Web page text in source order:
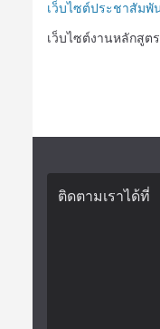
เว็บไซต์ประชาสัมพั
เว็บไซต์งานหลักสูต
ติดตามเราได้ที่